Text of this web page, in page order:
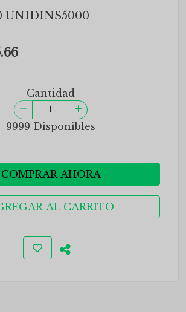
UNIDINS5000
Cantidad
9999 Disponibles
COMPRAR AHORA
AL CARRITO